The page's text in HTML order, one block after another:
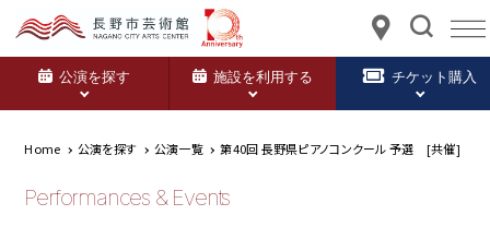
公演を探す 施設を利用する チケット購入
Home 公演を探す 公演一覧 第40回 長野県ピアノコンクール 予選 [共催]
Performances & Events